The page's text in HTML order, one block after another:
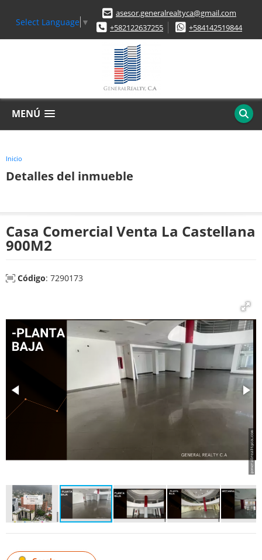
Select Language ▼
asesor.generalrealtyca@gmail.com
+582122637255
+584142519844
MENÚ
Inicio
Detalles del inmueble
Casa Comercial Venta La Castellana
900M2
Código: 7290173